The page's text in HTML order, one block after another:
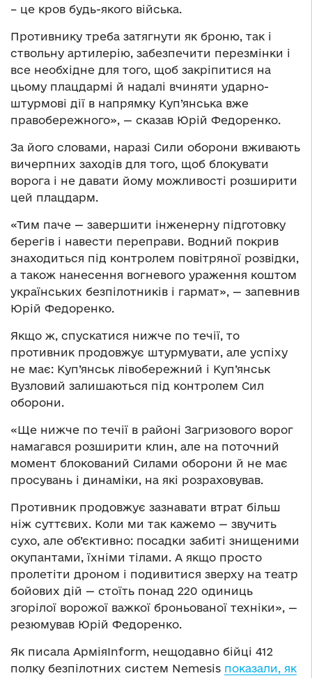
– це кров будь-якого війська.
Противнику треба затягнути як броню, так і
ствольну артилерію, забезпечити перезмінки і
все необхідне для того, щоб закріпитися на
цьому плацдармі й надалі вчиняти ударно-
штурмові дії в напрямку Куп’янська вже
правобережного», — сказав Юрій Федоренко.
За його словами, наразі Сили оборони вживають
вичерпних заходів для того, щоб блокувати
ворога і не давати йому можливості розширити
цей плацдарм.
«Тим паче — завершити інженерну підготовку
берегів і навести переправи. Водний покрив
знаходиться під контролем повітряної розвідки,
а також нанесення вогневого ураження коштом
українських безпілотників і гармат», — запевнив
Юрій Федоренко.
Якщо ж, спускатися нижче по течії, то
противник продовжує штурмувати, але успіху
не має: Куп’янськ лівобережний і Куп’янськ
Вузловий залишаються під контролем Сил
оборони.
«Ще нижче по течії в районі Загризового ворог
намагався розширити клин, але на поточний
момент блокований Силами оборони й не має
просувань і динаміки, на які розраховував.
Противник продовжує зазнавати втрат більш
ніж суттєвих. Коли ми так кажемо — звучить
сухо, але об’єктивно: посадки забиті знищеними
окупантами, їхніми тілами. А якщо просто
пролетіти дроном і подивитися зверху на театр
бойових дій — стоїть понад 220 одиниць
згорілої ворожої важкої броньованої техніки», —
резюмував Юрій Федоренко.
Як писала АрміяInform, нещодавно бійці 412
полку безпілотних систем Nemesis показали, як